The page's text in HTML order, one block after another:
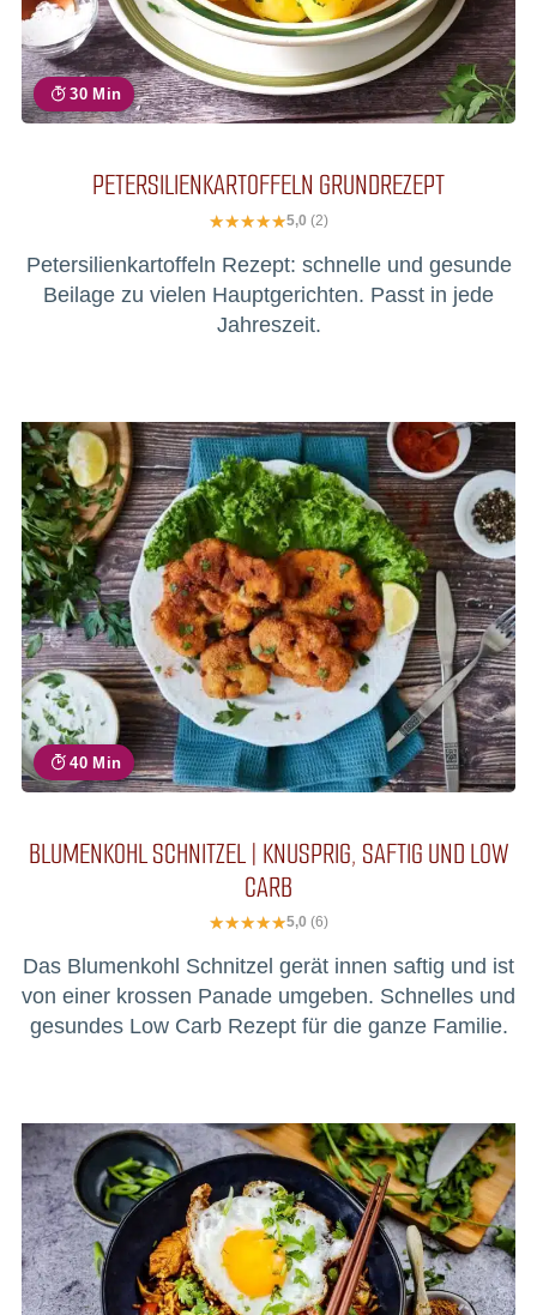
30 Min
PETERSILIENKARTOFFELN GRUNDREZEPT
5,0 (2)
Petersilienkartoffeln Rezept: schnelle und gesunde
Beilage zu vielen Hauptgerichten. Passt in jede
Jahreszeit.
40 Min
BLUMENKOHL SCHNITZEL | KNUSPRIG, SAFTIG UND LOW
CARB
5,0 (6)
Das Blumenkohl Schnitzel gerät innen saftig und ist
von einer krossen Panade umgeben. Schnelles und
gesundes Low Carb Rezept für die ganze Familie.